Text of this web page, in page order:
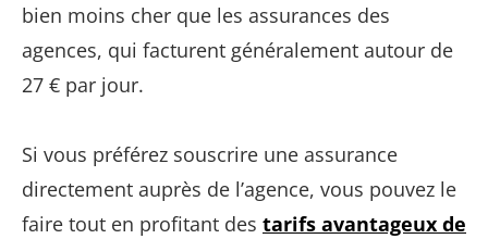
bien moins cher que les assurances des
agences, qui facturent généralement autour de
27 € par jour.
Si vous préférez souscrire une assurance
directement auprès de l’agence, vous pouvez le
faire tout en profitant des tarifs avantageux de